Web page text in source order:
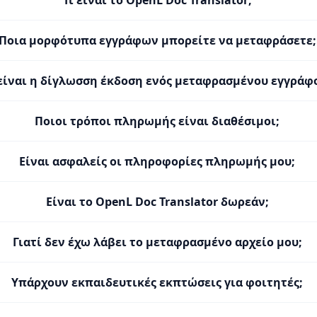
μορφότυπα εγγράφων μπορείτε να μεταφράσετε;
η δίγλωσση έκδοση ενός μεταφρασμένου
Ποιοι τρόποι πληρωμής είναι διαθέσιμοι;
Είναι ασφαλείς οι πληροφορίες πληρωμής μου;
Είναι το OpenL Doc Translator δωρεάν;
Γιατί δεν έχω λάβει το μεταφρασμένο αρχείο μου;
Υπάρχουν εκπαιδευτικές εκπτώσεις για φοιτητές;